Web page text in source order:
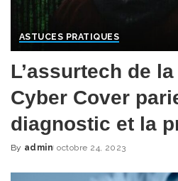
ASTUCES PRATIQUES
L’assurtech de
Cyber Cover
diagnostic et la
Posted
By admin octobre 24, 2023